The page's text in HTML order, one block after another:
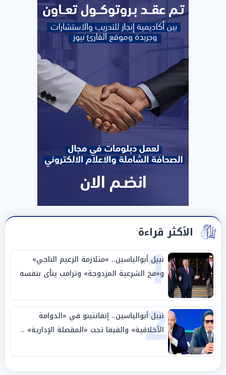
الأكثر قراءة
1
نبيل أبوالياسين.. «متلازمة الزعيم الناجي»
و«فخ الشرعية المزدوجة» وترامب ينأى بنفسه
وحليفه في «ميتم استراتيجي»
2
نبيل أبوالياسين.. إنفانتينو في «الدوامة
الأخلاقية» والفيفا تحت «المقصلة الإدارية» ..
«عبادة العرش وجنازة المصداقية»